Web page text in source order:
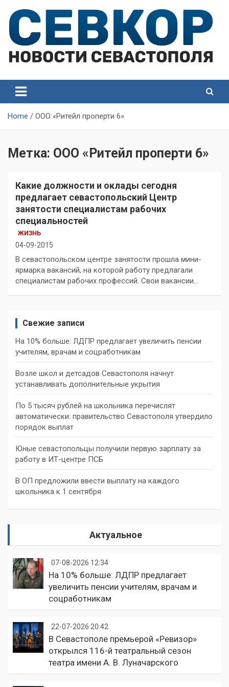
content
Севастополя
Севастополя
Home ООО «Ритейл проперти 6»
Метка: ООО «Ритейл проперти 6»
Какие должности и оклады сегодня
предлагает севастопольский Центр
занятости специалистам рабочих
специальностей
ЖИЗНЬ
04-09-2015
В севастопольском центре занятости прошла мини-
ярмарка вакансий, на которой работу предлагали
специалистам рабочих профессий. Свои вакансии…
Свежие записи
На 10% больше: ЛДПР предлагает увеличить пенсии
учителям, врачам и соцработникам
Возле школ и детсадов Севастополя начнут
устанавливать дополнительные укрытия
По 5 тысяч рублей на школьника перечислят
автоматически: правительство Севастополя утвердило
порядок выплат
Юные севастопольцы получили первую зарплату за
работу в ИТ-центре ПСБ
В ОП предложили ввести выплату на каждого
школьника к 1 сентября
Актуальное
07-08-2026 12:34
На 10% больше: ЛДПР предлагает
увеличить пенсии учителям, врачам и
соцработникам
22-07-2026 20:42
В Севастополе премьерой «Ревизор»
открылся 116-й театральный сезон
театра имени А. В. Луначарского